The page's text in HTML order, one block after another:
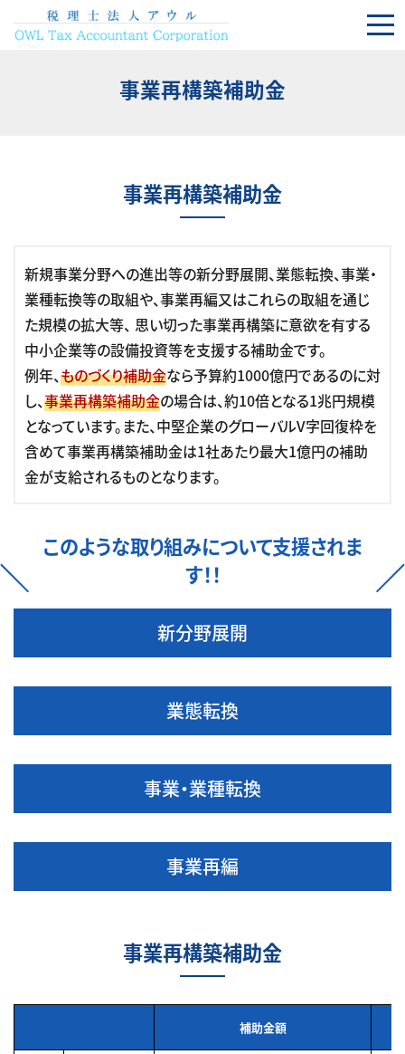
コンテンツへスキップ
事業再構築補助金
事業再構築補助金
新規事業分野への進出等の新分野展開、業態転換、事業・
業種転換等の取組や、事業再編又はこれらの取組を通じ
た規模の拡大等、 思い切った事業再構築に意欲を有する
中小企業等の設備投資等を支援する補助金です。
例年、ものづくり補助金なら予算約1000億円であるのに対
し、事業再構築補助金の場合は、約10倍となる1兆円規模
となっています。また、中堅企業のグローバルV字回復枠を
含めて事業再構築補助金は1社あたり最大1億円の補助
金が支給されるものとなります。
このような取り組みについて支援されま
す！！
新分野展開
業態転換
事業・業種転換
事業再編
事業再構築補助金
補助金額